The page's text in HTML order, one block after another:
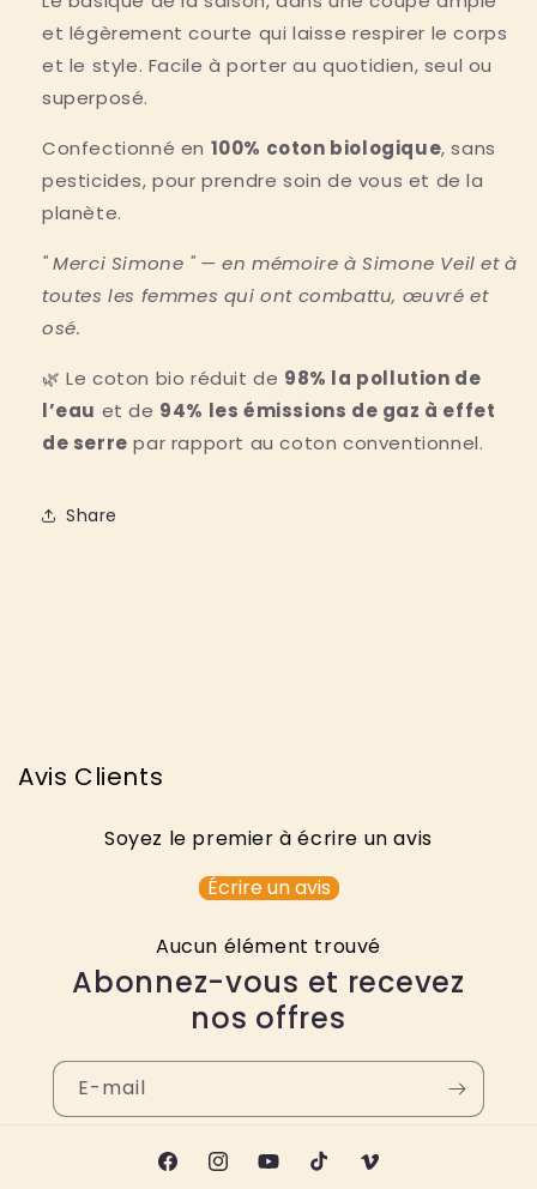
et légèrement courte qui laisse respirer le corps
et le style. Facile à porter au quotidien, seul ou
superposé.
Confectionné en 100% coton biologique, sans
pesticides, pour prendre soin de vous et de la
planète.
" Merci Simone " — en mémoire à Simone Veil et à
toutes les femmes qui ont combattu, œuvré et
osé.
🌿 Le coton bio réduit de 98% la pollution de
l’eau et de 94% les émissions de gaz à effet
de serre par rapport au coton conventionnel.
Share
Avis Clients
Soyez le premier à écrire un avis
Écrire un avis
Aucun élément trouvé
Abonnez-vous et recevez
nos offres
E-mail
FacebookInstagramYouTubeTikTok Vimeo